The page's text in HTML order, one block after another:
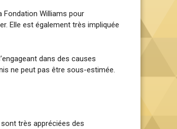
Fondation Williams pour
Elle est également très impliquée
dans des causes
ne peut pas être sous-estimée.
très appréciées des